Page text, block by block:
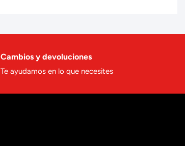
Cambios y devoluciones
Te ayudamos en lo que necesites